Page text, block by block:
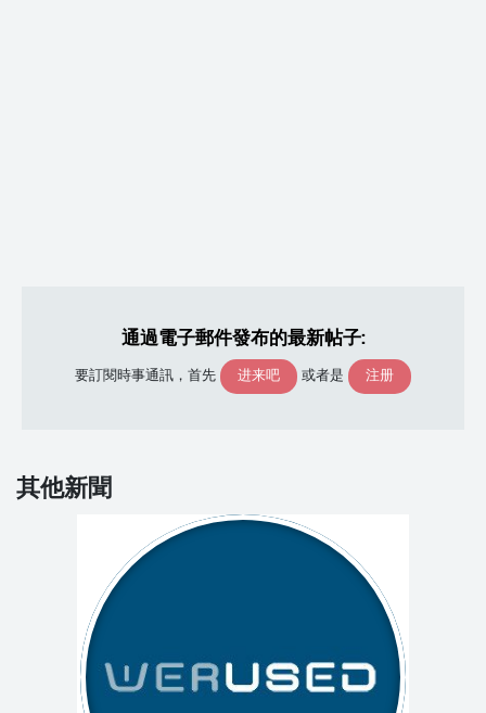
通過電子郵件發布的最新帖子:
要訂閱時事通訊，首先 进来吧 或者是 注册
其他新聞